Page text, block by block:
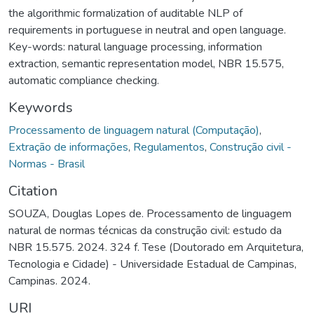
the algorithmic formalization of auditable NLP of
requirements in portuguese in neutral and open language.
Key-words: natural language processing, information
extraction, semantic representation model, NBR 15.575,
automatic compliance checking.
Keywords
Processamento de linguagem natural (Computação),
Extração de informações, Regulamentos, Construção civil -
Normas - Brasil
Citation
SOUZA, Douglas Lopes de. Processamento de linguagem
natural de normas técnicas da construção civil: estudo da
NBR 15.575. 2024. 324 f. Tese (Doutorado em Arquitetura,
Tecnologia e Cidade) - Universidade Estadual de Campinas,
Campinas. 2024.
URI